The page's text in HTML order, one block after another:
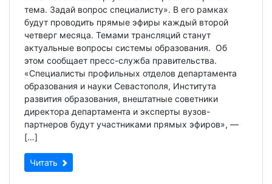
тема. Задай вопрос специалисту». В его рамках
будут проводить прямые эфиры каждый второй
четверг месяца. Темами трансляций станут
актуальные вопросы системы образования. Об
этом сообщает пресс-служба правительства.
«Специалисты профильных отделов департамента
образования и науки Севастополя, Института
развития образования, внештатные советники
директора департамента и эксперты вузов-
партнеров будут участниками прямых эфиров», —
[…]
Читать